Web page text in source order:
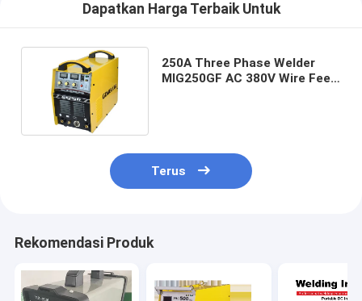
Dapatkan Harga Terbaik Untuk
250A Three Phase Welder
MIG250GF AC 380V Wire Feed
Terus
Rekomendasi Produk